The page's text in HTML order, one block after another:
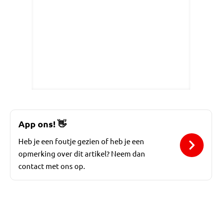
App ons!👋
Heb je een foutje gezien of heb je een
opmerking over dit artikel? Neem dan
contact met ons op.